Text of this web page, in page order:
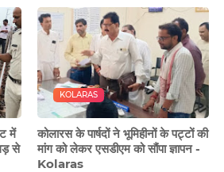
में
से
KOLARAS
कोलारस के पार्षदों ने भूमिहीनों के पट्टों की
मांग को लेकर एसडीएम को सौंपा ज्ञापन -
Kolaras